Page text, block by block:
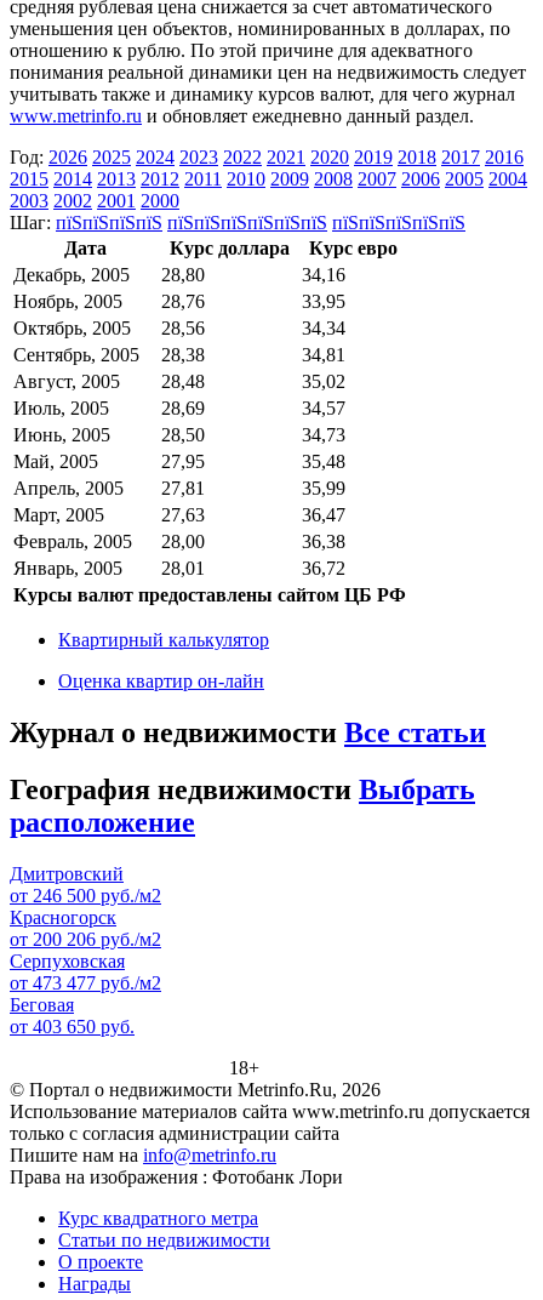
средняя рублевая цена снижается за счет автоматического
уменьшения цен объектов, номинированных в долларах, по
отношению к рублю. По этой причине для адекватного
понимания реальной динамики цен на недвижимость следует
учитывать также и динамику курсов валют, для чего журнал
www.metrinfo.ru и обновляет ежедневно данный раздел.
Год: 2026 2025 2024 2023 2022 2021 2020 2019 2018 2017 2016
2015 2014 2013 2012 2011 2010 2009 2008 2007 2006 2005 2004
2003 2002 2001 2000
Шаг: пїЅпїЅпїЅпїЅ пїЅпїЅпїЅпїЅпїЅпїЅ пїЅпїЅпїЅпїЅпїЅ
Дата
Курс доллара
Курс евро
Декабрь, 2005
28,80
34,16
Ноябрь, 2005
28,76
33,95
Октябрь, 2005
28,56
34,34
Сентябрь, 2005
28,38
34,81
Август, 2005
28,48
35,02
Июль, 2005
28,69
34,57
Июнь, 2005
28,50
34,73
Май, 2005
27,95
35,48
Апрель, 2005
27,81
35,99
Март, 2005
27,63
36,47
Февраль, 2005
28,00
36,38
Январь, 2005
28,01
36,72
Курсы валют предоставлены сайтом ЦБ РФ
Квартирный калькулятор
Оценка квартир он-лайн
Журнал о недвижимости Все статьи
География недвижимости Выбрать
расположение
Дмитровский
от 246 500 руб./м2
Красногорск
от 200 206 руб./м2
Серпуховская
от 473 477 руб./м2
Беговая
от 403 650 руб.
18+
© Портал о недвижимости Metrinfo.Ru, 2026
Использование материалов сайта www.metrinfo.ru допускается
только с согласия администрации сайта
Пишите нам на info@metrinfo.ru
Права на изображения : Фотобанк Лори
Курс квадратного метра
Статьи по недвижимости
О проекте
Награды